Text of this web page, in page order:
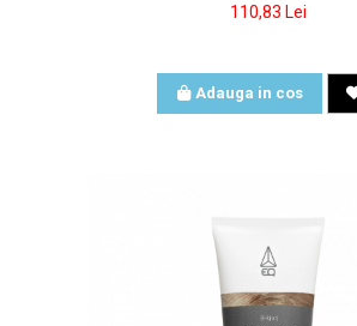
110,83 Lei
Adauga in cos